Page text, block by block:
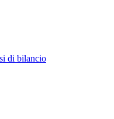
di bilancio